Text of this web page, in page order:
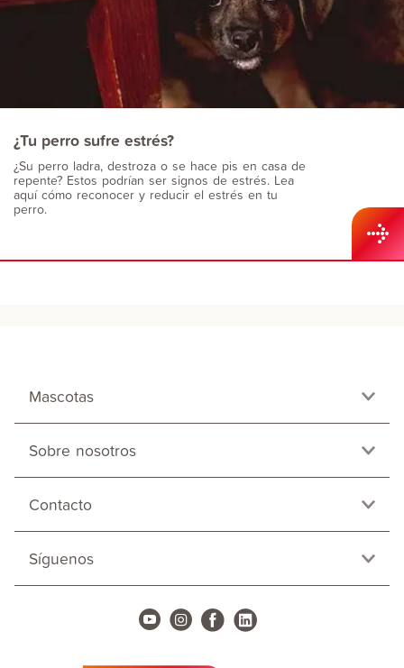
¿Tu perro sufre estrés?
¿Su perro ladra, destroza o se hace pis en casa de
repente? Estos podrían ser signos de estrés. Lea
aquí cómo reconocer y reducir el estrés en tu
perro.
Mascotas
Sobre nosotros
Contacto
Síguenos